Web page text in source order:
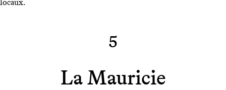
locaux.
5
La Mauricie